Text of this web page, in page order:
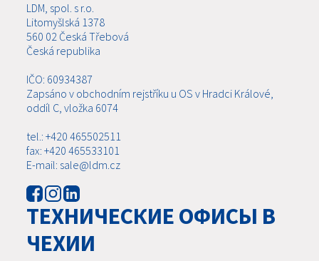
LDM, spol. s r.o.
Litomyšlská 1378
560 02 Česká Třebová
Česká republika
IČO: 60934387
Zapsáno v obchodním rejstříku u OS v Hradci Králové,
oddíl C, vložka 6074
tel.: +420 465502511
fax: +420 465533101
E-mail: sale@ldm.cz
ТЕХНИЧЕСКИЕ ОФИСЫ В
ЧЕХИИ